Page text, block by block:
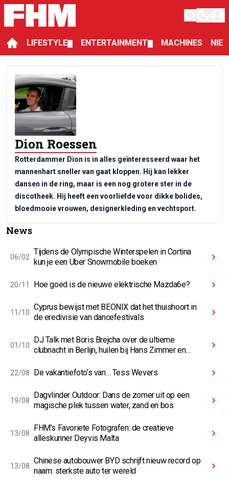
LIFESTYLE ENTERTAINMENT MACHINES
Dion Roessen
Rotterdammer Dion is in alles geïnteresseerd waar het
mannenhart sneller van gaat kloppen. Hij kan lekker
dansen in de ring, maar is een nog grotere ster in de
discotheek. Hij heeft een voorliefde voor dikke bolides,
bloedmooie vrouwen, designerkleding en vechtsport.
News
06/02
Tijdens de Olympische Winterspelen in Cortina
kun je een Uber Snowmobile boeken
20/11 Hoe goed is de nieuwe elektrische Mazda6e?
11/10
Cyprus bewijst met BEONIX dat het thuishoort in
de eredivisie van dancefestivals
01/10
DJ Talk met Boris Brejcha over de ultieme
clubnacht in Berlijn, huilen bij Hans Zimmer en
22/08 De vakantiefoto’s van… Tess Wevers
19/08
Dagvlinder Outdoor: Dans de zomer uit op een
magische plek tussen water, zand en bos
13/08
FHM’s Favoriete Fotografen: de creatieve
alleskunner Deyvis Malta
13/08
Chinese autobouwer BYD schrijft nieuw record op
naam: sterkste auto ter wereld